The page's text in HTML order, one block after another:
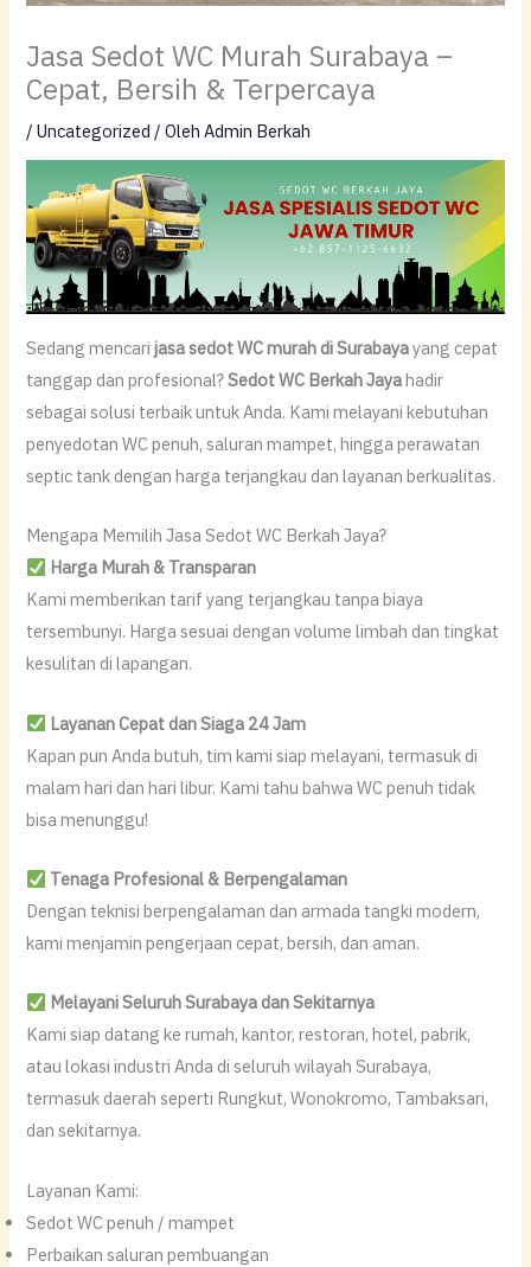
Jasa Sedot WC Murah Surabaya –
Cepat, Bersih & Terpercaya
/Uncategorized / OlehAdmin Berkah
Sedang mencarijasa sedot WC murah di Surabayayang cepat
tanggap dan profesional?Sedot WC Berkah Jayahadir
sebagai solusi terbaik untuk Anda. Kami melayani kebutuhan
penyedotan WC penuh, saluran mampet, hingga perawatan
septic tank dengan harga terjangkau dan layanan berkualitas.
Mengapa Memilih Jasa Sedot WC Berkah Jaya?
Harga Murah & Transparan
Kami memberikan tarif yang terjangkau tanpa biaya
tersembunyi. Harga sesuai dengan volume limbah dan tingkat
kesulitan di lapangan.
Layanan Cepat dan Siaga 24 Jam
Kapan pun Anda butuh, tim kami siap melayani, termasuk di
malam hari dan hari libur. Kami tahu bahwa WC penuh tidak
bisa menunggu!
Tenaga Profesional & Berpengalaman
Dengan teknisi berpengalaman dan armada tangki modern,
kami menjamin pengerjaan cepat, bersih, dan aman.
Melayani Seluruh Surabaya dan Sekitarnya
Kami siap datang ke rumah, kantor, restoran, hotel, pabrik,
atau lokasi industri Anda di seluruh wilayah Surabaya,
termasuk daerah seperti Rungkut, Wonokromo, Tambaksari,
dan sekitarnya.
Layanan Kami:
Sedot WC penuh / mampet
Perbaikan saluran pembuangan